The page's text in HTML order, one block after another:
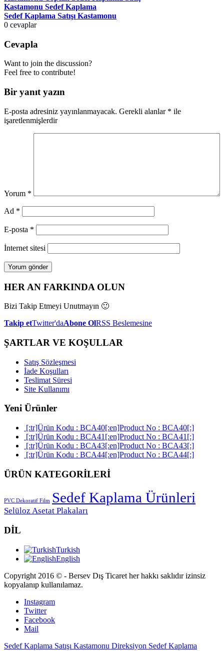
Kastamonu Sedef Kaplama
Sedef Kaplama Satışı Kastamonu
0 cevaplar
Cevapla
Want to join the discussion?
Feel free to contribute!
Bir yanıt yazın
E-posta adresiniz yayınlanmayacak. Gerekli alanlar * ile
işaretlenmişlerdir
Yorum *
Ad *
E-posta *
İnternet sitesi
HER AN FARKINDA OLUN
Bizi Takip Etmeyi Unutmayın 🙂
Takip etTwitter'daAbone OlRSS Beslemesine
ŞARTLAR VE KOŞULLAR
Satış Sözleşmesi
İade Koşulları
Teslimat Süresi
Site Kullanımı
Yeni Ürünler
[:tr]Ürün Kodu : BCA40[:en]Product No : BCA40[:]
[:tr]Ürün Kodu : BCA41[:en]Product No : BCA41[:]
[:tr]Ürün Kodu : BCA43[:en]Product No : BCA43[:]
[:tr]Ürün Kodu : BCA44[:en]Product No : BCA44[:]
ÜRÜN KATEGORİLERİ
PVC Dekoratif Film Sedef Kaplama Ürünleri
Selüloz Asetat Plakaları
DİL
Turkish
English
Copyright 2016 © - Bersev Dış Ticaret her hakkı saklıdır izinsiz
kopyalanıp kullanılamaz.
Instagram
Twitter
Facebook
Mail
Sedef Kaplama Satışı Kastamonu Direksiyon Sedef Kaplama